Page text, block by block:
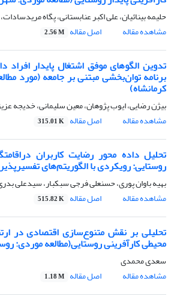
حلیمه بینائیان، علی اکبر عنابستانی، پگاه
مشاهده مقاله
اصل مقاله 2.56 M
تدوین الگوهای موفق اشتغال پایدار افراد
برنامه توان‌بخشی مبتنی بر جامعه (مورد
کرمانشاه)
بیژن رضایی، ایوب پژوهان، معین سلیمانی، خدیجه
مشاهده مقاله
اصل مقاله 315.01 K
تحلیل داده محور رضایت کاربران
روستایی: رویکردی با الگوریتم‌های
بهیه باوان پوری، حسنعلی فرجی سبکبار، سیدعلی
مشاهده مقاله
اصل مقاله 515.82 K
تحلیلی بر نقش متنوع‌سازی اقتصادی در
محیطی کارآفرینی روستایی(مطالعه موردی:
سعدی محمدی
مشاهده مقاله
اصل مقاله 1.18 M